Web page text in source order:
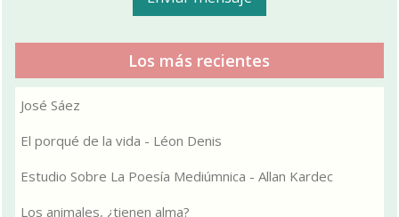
Los más recientes
José Sáez
El porqué de la vida - Léon Denis
Estudio Sobre La Poesía Mediúmnica - Allan Kardec
Los animales, ¿tienen alma?